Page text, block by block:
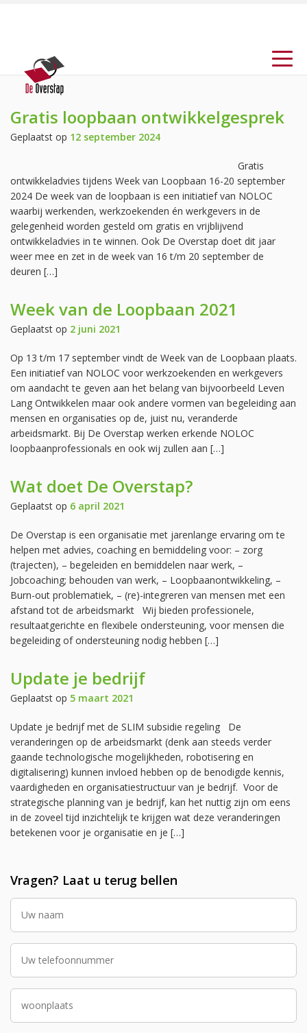
Gratis loopbaan ontwikkelgesprek
Geplaatst op 12 september 2024
Gratis
ontwikkeladvies tijdens Week van Loopbaan 16-20 september
2024 De week van de loopbaan is een initiatief van NOLOC
waarbij werkenden, werkzoekenden én werkgevers in de
gelegenheid worden gesteld om gratis en vrijblijvend
ontwikkeladvies in te winnen. Ook De Overstap doet dit jaar
weer mee en zet in de week van 16 t/m 20 september de
deuren […]
Week van de Loopbaan 2021
Geplaatst op 2 juni 2021
Op 13 t/m 17 september vindt de Week van de Loopbaan plaats.
Een initiatief van NOLOC voor werkzoekenden en werkgevers
om aandacht te geven aan het belang van bijvoorbeeld Leven
Lang Ontwikkelen maar ook andere vormen van begeleiding aan
mensen en organisaties op de, juist nu, veranderde
arbeidsmarkt. Bij De Overstap werken erkende NOLOC
loopbaanprofessionals en ook wij zullen aan […]
Wat doet De Overstap?
Geplaatst op 6 april 2021
De Overstap is een organisatie met jarenlange ervaring om te
helpen met advies, coaching en bemiddeling voor: – zorg
(trajecten), – begeleiden en bemiddelen naar werk, –
Jobcoaching; behouden van werk, – Loopbaanontwikkeling, –
Burn-out problematiek, – (re)-integreren van mensen met een
afstand tot de arbeidsmarkt Wij bieden professionele,
resultaatgerichte en flexibele ondersteuning, voor mensen die
begeleiding of ondersteuning nodig hebben […]
Update je bedrijf
Geplaatst op 5 maart 2021
Update je bedrijf met de SLIM subsidie regeling De
veranderingen op de arbeidsmarkt (denk aan steeds verder
gaande technologische mogelijkheden, robotisering en
digitalisering) kunnen invloed hebben op de benodigde kennis,
vaardigheden en organisatiestructuur van je bedrijf. Voor de
strategische planning van je bedrijf, kan het nuttig zijn om eens
in de zoveel tijd inzichtelijk te krijgen wat deze veranderingen
betekenen voor je organisatie en je […]
Vragen? Laat u terug bellen